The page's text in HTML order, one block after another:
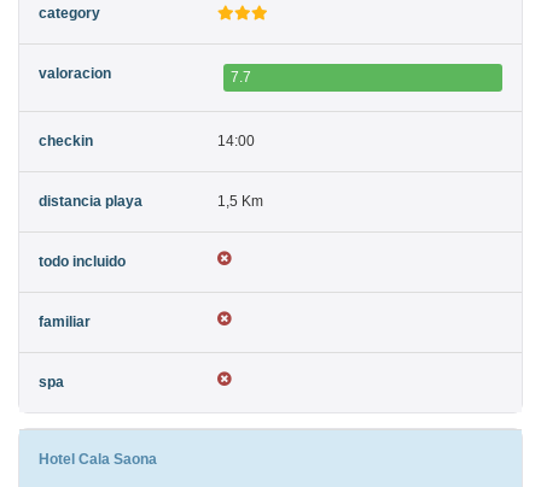
7.7
14:00
1,5 Km
Hotel Cala Saona